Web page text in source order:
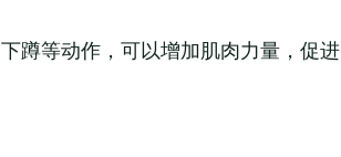
蹲等动作，可以增加肌肉力量，促进